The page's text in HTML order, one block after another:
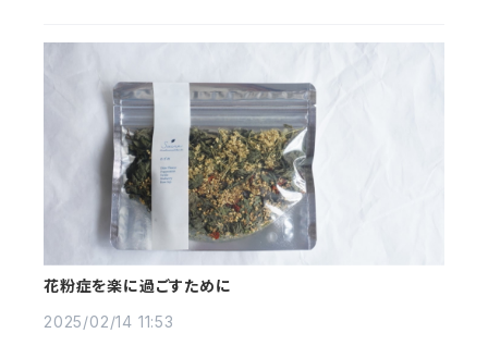
花粉症を楽に過ごすために
2025/02/14 11:53